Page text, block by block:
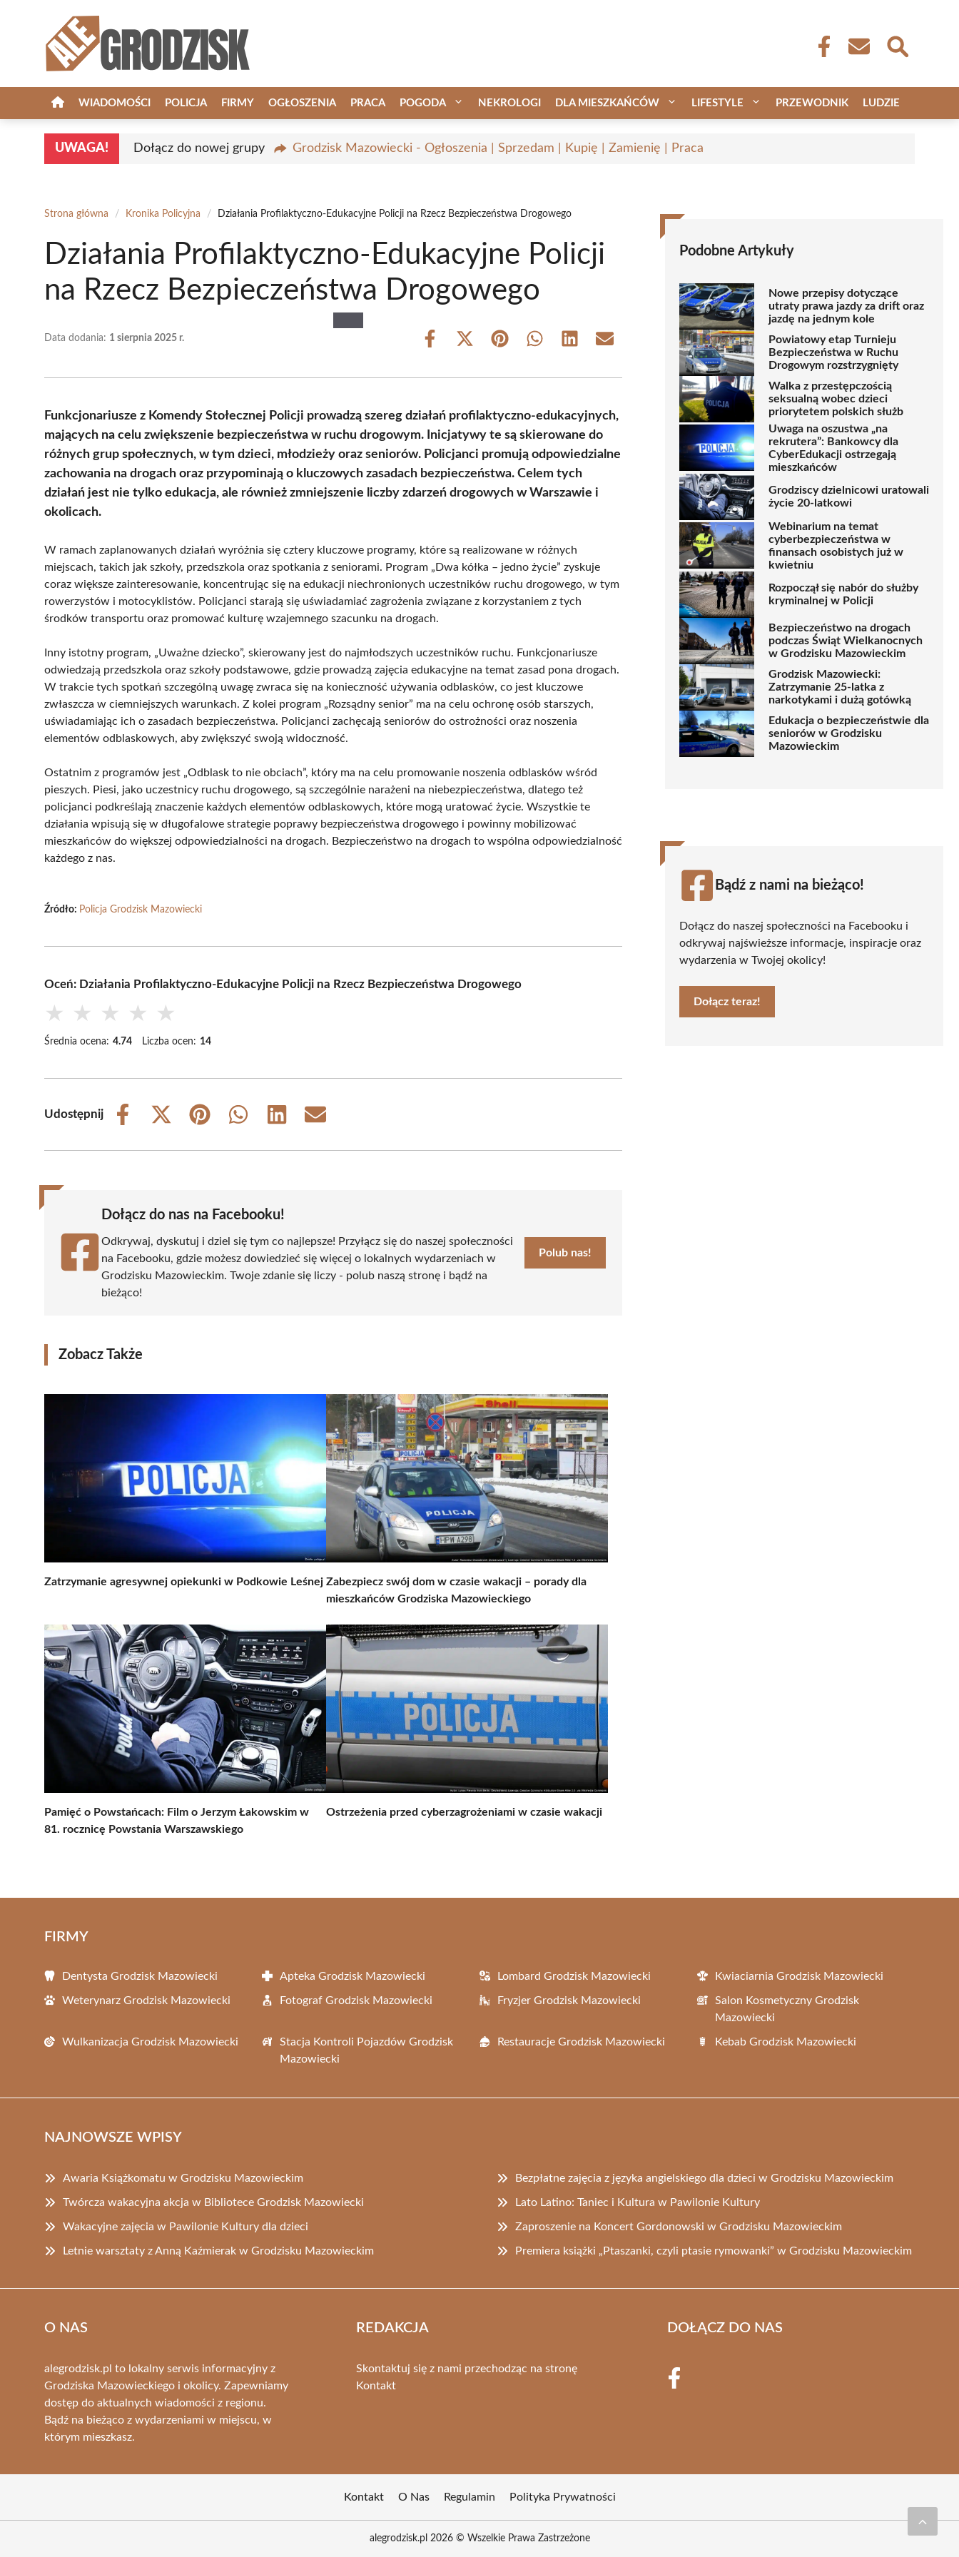
WIADOMOŚCI POLICJA FIRMY OGŁOSZENIA PRACA POGODA NEKROLOGI DLA MIESZKAŃCÓW LIFESTYLE PRZEWODNIK LUDZIE
UWAGA! Dołącz do nowej grupy Grodzisk Mazowiecki - Ogłoszenia | Sprzedam | Kupię | Zamienię | Praca
Strona główna / Kronika Policyjna / Działania Profilaktyczno-Edukacyjne Policji na Rzecz Bezpieczeństwa Drogowego
Działania Profilaktyczno-Edukacyjne Policji
na Rzecz Bezpieczeństwa Drogowego
Data dodania: 1 sierpnia 2025 r.
Share
Share
(Twitter)
Share Share Share Share
Funkcjonariusze z Komendy Stołecznej Policji prowadzą szereg działań profilaktyczno-edukacyjnych,
mających na celu zwiększenie bezpieczeństwa w ruchu drogowym. Inicjatywy te są skierowane do
różnych grup społecznych, w tym dzieci, młodzieży oraz seniorów. Policjanci promują odpowiedzialne
zachowania na drogach oraz przypominają o kluczowych zasadach bezpieczeństwa. Celem tych
działań jest nie tylko edukacja, ale również zmniejszenie liczby zdarzeń drogowych w Warszawie i
okolicach.
W ramach zaplanowanych działań wyróżnia się cztery kluczowe programy, które są realizowane w różnych
miejscach, takich jak szkoły, przedszkola oraz spotkania z seniorami. Program „Dwa kółka – jedno życie” zyskuje
coraz większe zainteresowanie, koncentrując się na edukacji niechronionych uczestników ruchu drogowego, w tym
rowerzystów i motocyklistów. Policjanci starają się uświadamiać zagrożenia związane z korzystaniem z tych
środków transportu oraz promować kulturę wzajemnego szacunku na drogach.
Inny istotny program, „Uważne dziecko”, skierowany jest do najmłodszych uczestników ruchu. Funkcjonariusze
odwiedzają przedszkola oraz szkoły podstawowe, gdzie prowadzą zajęcia edukacyjne na temat zasad pona drogach.
W trakcie tych spotkań szczególną uwagę zwraca się na konieczność używania odblasków, co jest kluczowe
zwłaszcza w ciemniejszych warunkach. Z kolei program „Rozsądny senior” ma na celu ochronę osób starszych,
uświadamiając ich o zasadach bezpieczeństwa. Policjanci zachęcają seniorów do ostrożności oraz noszenia
elementów odblaskowych, aby zwiększyć swoją widoczność.
Ostatnim z programów jest „Odblask to nie obciach”, który ma na celu promowanie noszenia odblasków wśród
pieszych. Piesi, jako uczestnicy ruchu drogowego, są szczególnie narażeni na niebezpieczeństwa, dlatego też
policjanci podkreślają znaczenie każdych elementów odblaskowych, które mogą uratować życie. Wszystkie te
działania wpisują się w długofalowe strategie poprawy bezpieczeństwa drogowego i powinny mobilizować
mieszkańców do większej odpowiedzialności na drogach. Bezpieczeństwo na drogach to wspólna odpowiedzialność
każdego z nas.
Źródło: Policja Grodzisk Mazowiecki
Oceń: Działania Profilaktyczno-Edukacyjne Policji na Rzecz Bezpieczeństwa Drogowego
★ ★ ★ ★ ★
Średnia ocena: 4.74 Liczba ocen: 14
Udostępnij
Share
Share
(Twitter)
Share
Share
Share
Share
Dołącz do nas na Facebooku!
Odkrywaj, dyskutuj i dziel się tym co najlepsze! Przyłącz się do naszej społeczności
na Facebooku, gdzie możesz dowiedzieć się więcej o lokalnych wydarzeniach w
Grodzisku Mazowieckim. Twoje zdanie się liczy - polub naszą stronę i bądź na
bieżąco!
Polub nas!
Zobacz Także
Zatrzymanie agresywnej opiekunki w Podkowie Leśnej Zabezpiecz swój dom w czasie wakacji – porady dla
mieszkańców Grodziska Mazowieckiego
Pamięć o Powstańcach: Film o Jerzym Łakowskim w
81. rocznicę Powstania Warszawskiego
Ostrzeżenia przed cyberzagrożeniami w czasie wakacji
Podobne Artykuły
Nowe przepisy dotyczące
utraty prawa jazdy za drift oraz
jazdę na jednym kole
Powiatowy etap Turnieju
Bezpieczeństwa w Ruchu
Drogowym rozstrzygnięty
Walka z przestępczością
seksualną wobec dzieci
priorytetem polskich służb
Uwaga na oszustwa „na
rekrutera”: Bankowcy dla
CyberEdukacji ostrzegają
mieszkańców
Grodziscy dzielnicowi uratowali
życie 20-latkowi
Webinarium na temat
cyberbezpieczeństwa w
finansach osobistych już w
kwietniu
Rozpoczął się nabór do służby
kryminalnej w Policji
Bezpieczeństwo na drogach
podczas Świąt Wielkanocnych
w Grodzisku Mazowieckim
Grodzisk Mazowiecki:
Zatrzymanie 25-latka z
narkotykami i dużą gotówką
Edukacja o bezpieczeństwie dla
seniorów w Grodzisku
Mazowieckim
Bądź z nami na bieżąco!
Dołącz do naszej społeczności na Facebooku i
odkrywaj najświeższe informacje, inspiracje oraz
wydarzenia w Twojej okolicy!
Dołącz teraz!
FIRMY
Dentysta Grodzisk Mazowiecki Apteka Grodzisk Mazowiecki Lombard Grodzisk Mazowiecki Kwiaciarnia Grodzisk Mazowiecki
Weterynarz Grodzisk Mazowiecki Fotograf Grodzisk Mazowiecki Fryzjer Grodzisk Mazowiecki
Salon Kosmetyczny Grodzisk
Mazowiecki
Wulkanizacja Grodzisk Mazowiecki
Stacja Kontroli Pojazdów Grodzisk
Mazowiecki
Restauracje Grodzisk Mazowiecki Kebab Grodzisk Mazowiecki
NAJNOWSZE WPISY
Awaria Książkomatu w Grodzisku Mazowieckim Bezpłatne zajęcia z języka angielskiego dla dzieci w Grodzisku Mazowieckim
Twórcza wakacyjna akcja w Bibliotece Grodzisk Mazowiecki Lato Latino: Taniec i Kultura w Pawilonie Kultury
Wakacyjne zajęcia w Pawilonie Kultury dla dzieci Zaproszenie na Koncert Gordonowski w Grodzisku Mazowieckim
Letnie warsztaty z Anną Kaźmierak w Grodzisku Mazowieckim Premiera książki „Ptaszanki, czyli ptasie rymowanki” w Grodzisku Mazowieckim
O NAS
alegrodzisk.pl to lokalny serwis informacyjny z
Grodziska Mazowieckiego i okolicy. Zapewniamy
dostęp do aktualnych wiadomości z regionu.
Bądź na bieżąco z wydarzeniami w miejscu, w
którym mieszkasz.
REDAKCJA
Skontaktuj się z nami przechodząc na stronę
Kontakt
DOŁĄCZ DO NAS
Kontakt O Nas Regulamin Polityka Prywatności
alegrodzisk.pl 2026 © Wszelkie Prawa Zastrzeżone